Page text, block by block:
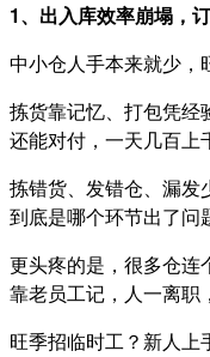
1、出入库效率崩塌，
中小仓人手本来就少，
拣货靠记忆、打包凭经
还能对付，一天几百上
拣错货、发错仓、漏发
到底是哪个环节出了问
更头疼的是，很多仓连
靠老员工记，人一离职
旺季招临时工？新人